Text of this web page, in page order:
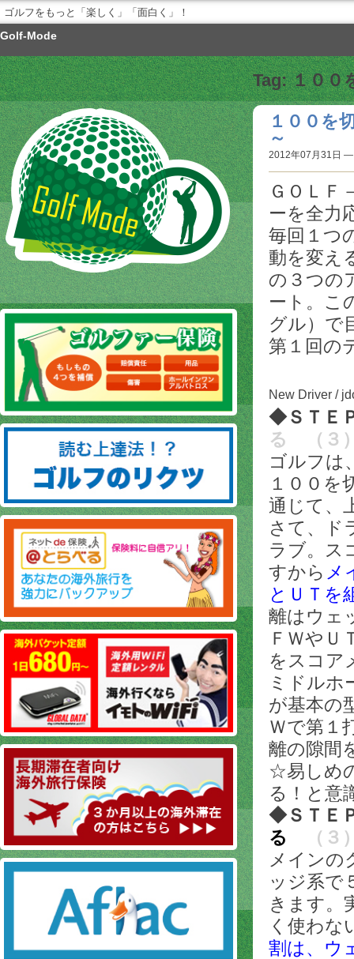
ゴルフをもっと「楽しく」「面白く」！
Golf-Mode
Tag: １００
１００を
～
2012年07月31日
ＧＯＬＦ
ーを全力
毎回１つ
動を変
の３つの
ート。こ
グル）で
第１回の
New Driver /
◆ＳＴＥ
る
（
ゴルフは
１００を
通じて、
さて、ド
ラブ。ス
すから メ
とＵＴを
離はウェ
ＦＷやＵ
をスコア
ミドルホ
が基本の
Ｗで第１
離の隙間
☆易しめ
る！と意
◆ＳＴＥ
る
（
メインの
ッジ系で
きます。
く使わな
割は、ウ